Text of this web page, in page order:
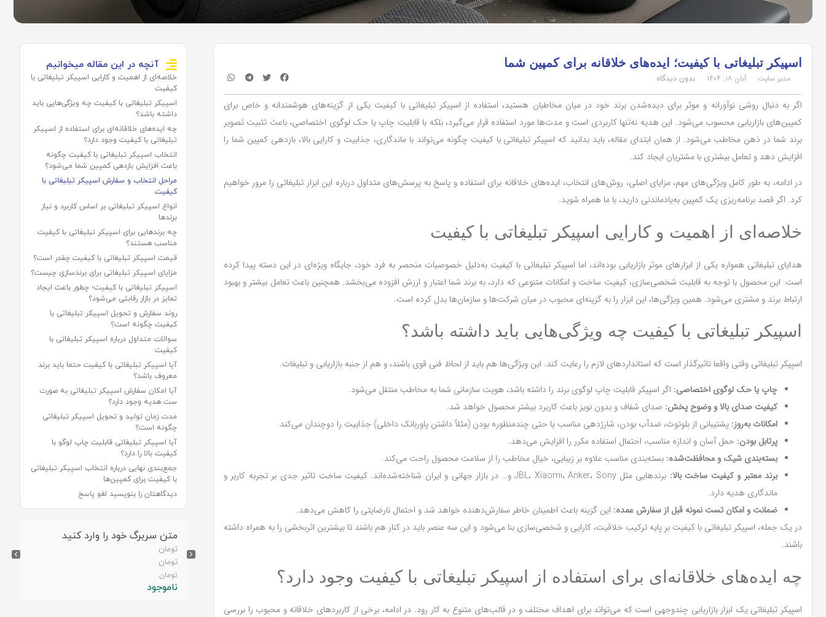
اسپیکر تبلیغاتی با کیفیت؛ ایده‌های خلاقانه برای کمپین شما
مدیر سایت آبان ۱۸, ۱۴۰۴ بدون دیدگاه
اگر به دنبال روشی نوآورانه و موثر برای دیده‌شدن برند خود در میان مخاطبان هستید، استفاده از اسپیکر تبلیغاتی با کیفیت یکی از گزینه‌های هوشمندانه و خاص برای
کمپین‌های بازاریابی محسوب می‌شود. این هدیه نه‌تنها کاربردی است و مدت‌ها مورد استفاده قرار می‌گیرد، بلکه با قابلیت چاپ یا حک لوگوی اختصاصی، باعث تثبیت تصویر
برند شما در ذهن مخاطب می‌شود. از همان ابتدای مقاله، باید بدانید که اسپیکر تبلیغاتی با کیفیت چگونه می‌تواند با ماندگاری، جذابیت و کارایی بالا، بازدهی کمپین شما را
افزایش دهد و تعامل بیشتری با مشتریان ایجاد کند.
در ادامه، به طور کامل ویژگی‌های مهم، مزایای اصلی، روش‌های انتخاب، ایده‌های خلاقانه برای استفاده و پاسخ به پرسش‌های متداول درباره این ابزار تبلیغاتی را مرور خواهیم
کرد. اگر قصد برنامه‌ریزی یک کمپین به‌یادماندنی دارید، با ما همراه شوید.
خلاصه‌ای از اهمیت و کارایی اسپیکر تبلیغاتی با کیفیت
هدایای تبلیغاتی همواره یکی از ابزارهای موثر بازاریابی بوده‌اند، اما اسپیکر تبلیغاتی با کیفیت به‌دلیل خصوصیات منحصر به فرد خود، جایگاه ویژه‌ای در این دسته پیدا کرده
است. این محصول با توجه به قابلیت شخصی‌سازی، کیفیت ساخت و امکانات متنوعی که دارد، به برند شما اعتبار و ارزش افزوده می‌بخشد. همچنین باعث تعامل بیشتر و بهبود
ارتباط برند و مشتری می‌شود. همین ویژگی‌ها، این ابزار را به گزینه‌ای محبوب در میان شرکت‌ها و سازمان‌ها بدل کرده است.
اسپیکر تبلیغاتی با کیفیت چه ویژگی‌هایی باید داشته باشد؟
اسپیکر تبلیغاتی وقتی واقعا تاثیرگذار است که استانداردهای لازم را رعایت کند. این ویژگی‌ها هم باید از لحاظ فنی قوی باشند، و هم از جنبه بازاریابی و تبلیغات.
چاپ یا حک لوگوی اختصاصی: اگر اسپیکر قابلیت چاپ لوگوی برند را داشته باشد، هویت سازمانی شما به مخاطب منتقل می‌شود.
کیفیت صدای بالا و وضوح پخش: صدای شفاف و بدون نویز باعث کاربرد بیشتر محصول خواهد شد.
امکانات به‌روز: پشتیبانی از بلوتوث، ضدآب بودن، شارژدهی مناسب یا حتی چندمنظوره بودن (مثلاً داشتن پاوربانک داخلی) جذابیت را دوچندان می‌کند.
پرتابل بودن: حمل آسان و اندازه مناسب، احتمال استفاده مکرر را افزایش می‌دهد.
بسته‌بندی شیک و محافظت‌شده: بسته‌بندی مناسب علاوه بر زیبایی، خیال مخاطب را از سلامت محصول راحت می‌کند.
برند معتبر و کیفیت ساخت بالا:
برندهایی مثل JBL، Xiaomi، Anker، Sony و… در بازار جهانی و ایران شناخته‌شده‌اند. کیفیت ساخت تاثیر جدی بر تجربه کاربر و
ماندگاری هدیه دارد.
ضمانت و امکان تست نمونه قبل از سفارش عمده: این گزینه باعث اطمینان خاطر سفارش‌دهنده خواهد شد و احتمال نارضایتی را کاهش می‌دهد.
در یک جمله، اسپیکر تبلیغاتی با کیفیت بر پایه ترکیب خلاقیت، کارایی و شخصی‌سازی بنا می‌شود و این سه عنصر باید در کنار هم باشند تا بیشترین اثربخشی را به همراه داشته
باشند.
چه ایده‌های خلاقانه‌ای برای استفاده از اسپیکر تبلیغاتی با کیفیت وجود دارد؟
اسپیکر تبلیغاتی یک ابزار بازاریابی چندوجهی است که می‌تواند برای اهداف مختلف و در قالب‌های متنوع به کار رود. در ادامه، برخی از کاربردهای خلاقانه و محبوب را بررسی
آنچه در این مقاله میخوانیم
خلاصه‌ای از اهمیت و کارایی اسپیکر تبلیغاتی با
کیفیت
اسپیکر تبلیغاتی با کیفیت چه ویژگی‌هایی باید
داشته باشد؟
چه ایده‌های خلاقانه‌ای برای استفاده از اسپیکر
تبلیغاتی با کیفیت وجود دارد؟
انتخاب اسپیکر تبلیغاتی با کیفیت چگونه
باعث افزایش بازدهی کمپین شما می‌شود؟
مراحل انتخاب و سفارش اسپیکر تبلیغاتی با
کیفیت
انواع اسپیکر تبلیغاتی بر اساس کاربرد و نیاز
برندها
چه برندهایی برای اسپیکر تبلیغاتی با کیفیت
مناسب هستند؟
قیمت اسپیکر تبلیغاتی با کیفیت چقدر است؟
مزایای اسپیکر تبلیغاتی برای برندسازی چیست؟
اسپیکر تبلیغاتی با کیفیت؛ چطور باعث ایجاد
تمایز در بازار رقابتی می‌شود؟
روند سفارش و تحویل اسپیکر تبلیغاتی با
کیفیت چگونه است؟
سوالات متداول درباره اسپیکر تبلیغاتی با
کیفیت
آیا اسپیکر تبلیغاتی با کیفیت حتما باید برند
معروف باشد؟
آیا امکان سفارش اسپیکر تبلیغاتی به صورت
ست هدیه وجود دارد؟
مدت زمان تولید و تحویل اسپیکر تبلیغاتی
چگونه است؟
آیا اسپیکر تبلیغاتی قابلیت چاپ لوگو با
کیفیت بالا را دارد؟
جمع‌بندی نهایی درباره انتخاب اسپیکر تبلیغاتی
با کیفیت برای کمپین‌ها
دیدگاهتان را بنویسید لغو پاسخ
متن سربرگ خود را وارد کنید
تومان
ناموجود
متن سربرگ خود را وارد کنید
تومان
تومان
تومان
ناموجود